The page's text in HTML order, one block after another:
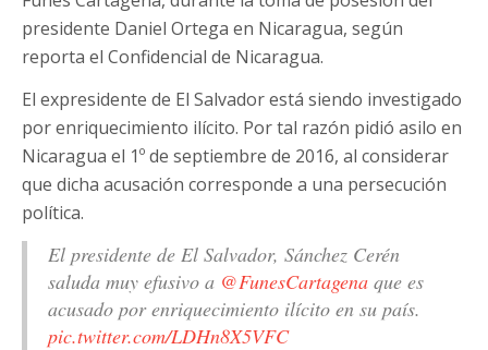
presidente Daniel Ortega en Nicaragua, según
reporta el Confidencial de Nicaragua.
El expresidente de El Salvador está siendo investigado
por enriquecimiento ilícito. Por tal razón pidió asilo en
Nicaragua el 1º de septiembre de 2016, al considerar
que dicha acusación corresponde a una persecución
política.
El presidente de El Salvador, Sánchez Cerén
saluda muy efusivo a @FunesCartagena que es
acusado por enriquecimiento ilícito en su país.
pic.twitter.com/LDHn8X5VFC